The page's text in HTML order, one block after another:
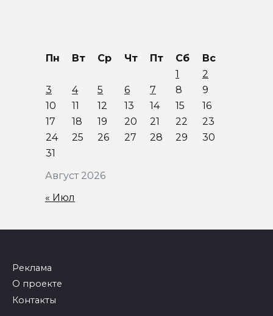
Август 2026
Пн Вт Ср Чт Пт Сб
Вс
1
2
3
4 5 6 7 8
9
10
11 12 13 14 15
16
17
18 19 20 21 22
23
24
25 26 27 28 29
30
31
« Июл
Реклама
О проекте
Контакты